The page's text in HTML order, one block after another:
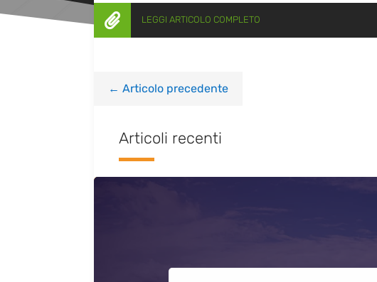
 LEGGI ARTICOLO COMPLETO
← Articolo precedente
Articoli recenti